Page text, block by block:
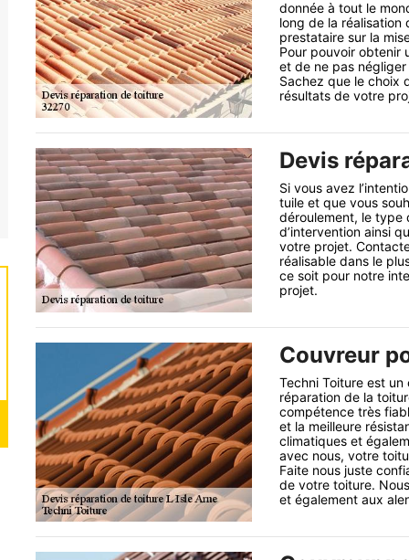
donnée à tout le
long de la réalisation
prestataire sur la
Pour pouvoir obtenir
et de ne pas
Sachez que le choix
résultats de votre
Devis
Si vous avez
tuile et que vous
déroulement, le type
d’intervention ainsi
votre projet.
réalisable dans le
ce soit pour notre
projet.
Couvreur
Techni Toiture est
réparation de la
compétence très
et la meilleure
climatiques et
avec nous, votre
Faite nous juste
de votre toiture.
et également aux